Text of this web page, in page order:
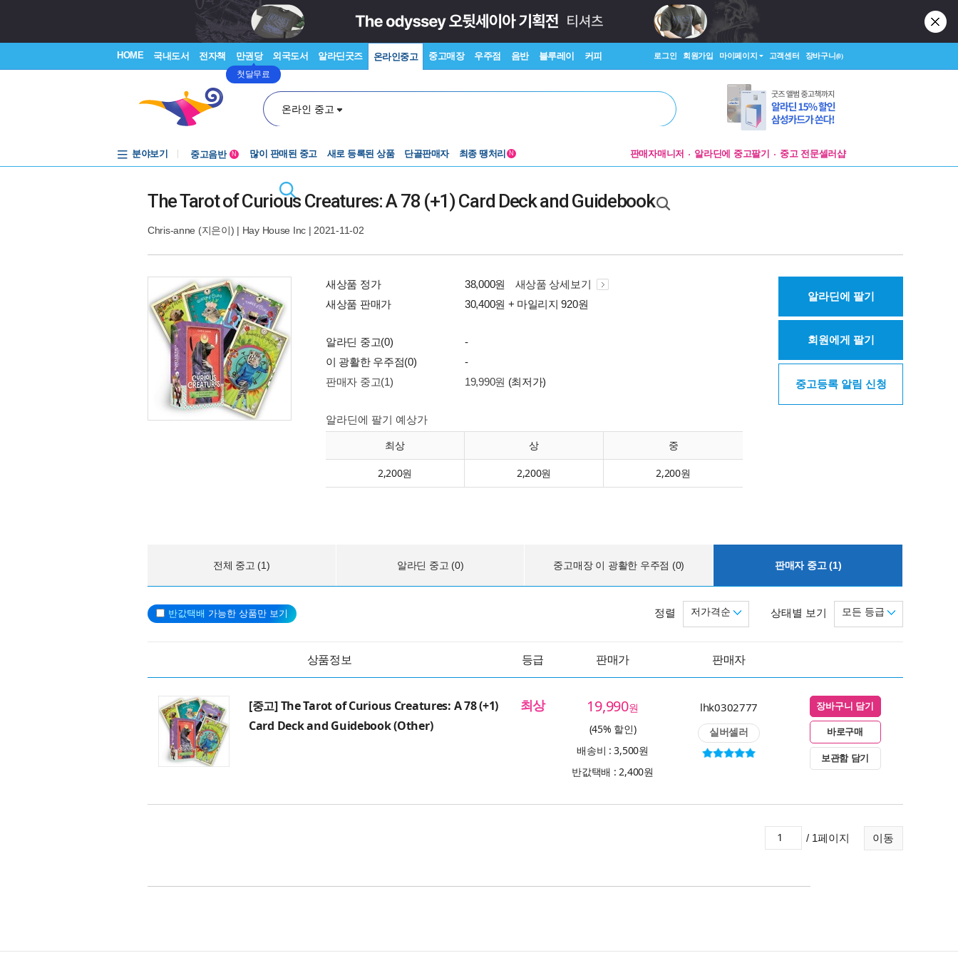
HOME 국내도서 전자책 만권당
첫달무료
외국도서 알라딘굿즈 온라인중고 중고매장 우주점 음반 블루레이 커피 로그인 회원가입 마이페이지 고객센터 장바구니(0)
온라인 중고
분야보기
중고음반
N 많이 판매된 중고 새로 등록된 상품 단골판매자 최종 땡처리 N 판매자매니저 알라딘에 중고팔기 중고 전문셀러샵
The Tarot of Curious Creatures: A 78 (+1) Card Deck and Guidebook
Chris-anne (지은이) | Hay House Inc | 2021-11-02
새상품 정가 38,000원
새상품 상세보기
새상품 판매가
30,400원 + 마일리지 920원
알라딘 중고(0)
-
이 광활한 우주점(0)
-
판매자 중고(1)
19,990원 (최저가)
알라딘에 팔기 예상가
최상 상 중
2,200원 2,200원 2,200원
알라딘에 팔기
회원에게 팔기
중고등록 알림 신청
전체 중고 (1) 알라딘 중고 (0) 중고매장 이 광활한 우주점 (0) 판매자 중고 (1)
반값택배 가능한 상품만 보기 상태별 보기 모든 등급
정렬 저가격순
상품정보 등급 판매가 판매자
[중고] The Tarot of Curious Creatures: A 78 (+1)
Card Deck and Guidebook (Other)
최상 19,990원
(45% 할인)
배송비 : 3,500원
반값택배 : 2,400원
lhk0302777
실버셀러
장바구니 담기
바로구매
보관함 담기
이동
/ 1페이지